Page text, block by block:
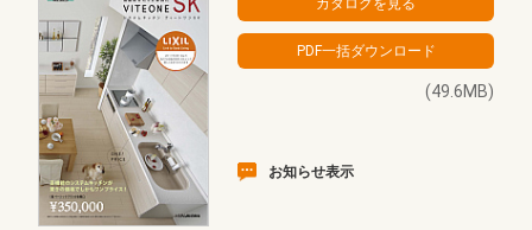
(49.6MB)
お知らせ表示